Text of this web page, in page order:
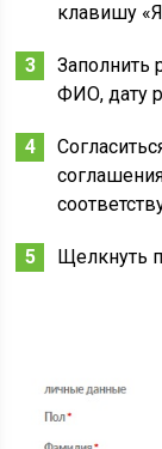
клавишу
Заполнить
ФИО, дату
Щелкнуть